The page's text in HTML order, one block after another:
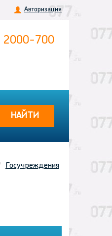
Авторизация
2000-700
НАЙТИ
Госучреждения